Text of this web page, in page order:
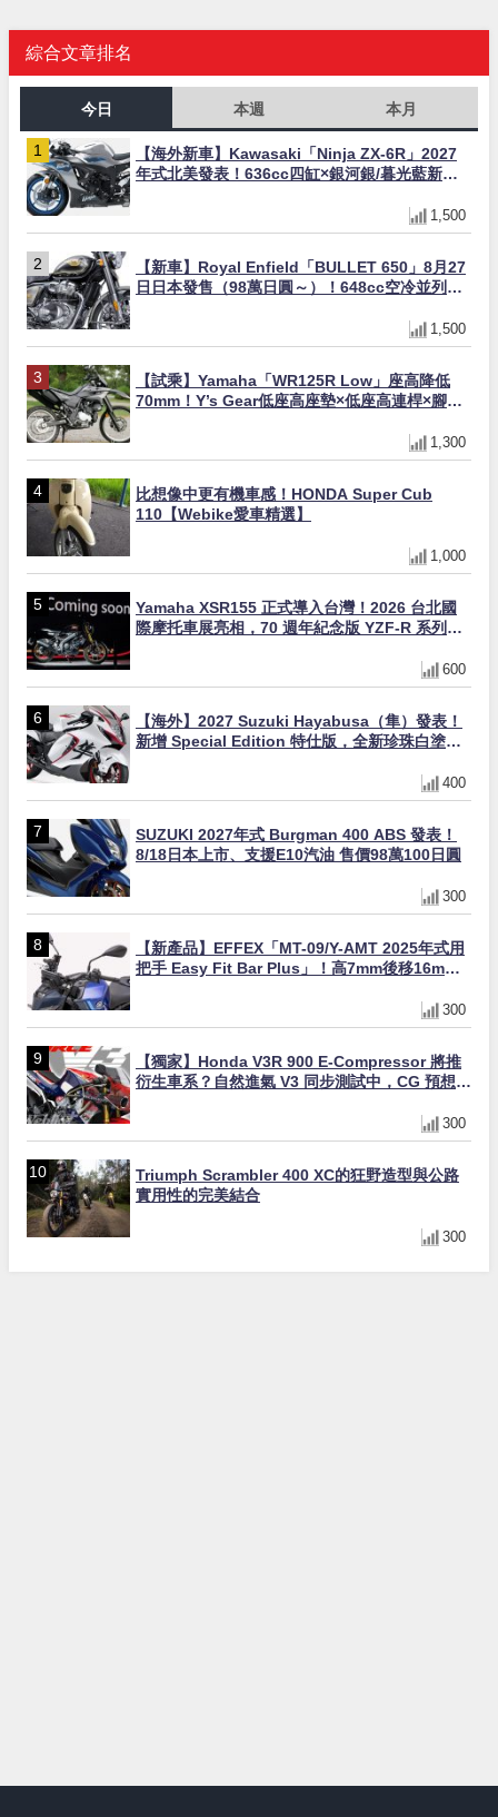
綜合文章排名
今日 本週 本月
【海外新車】Kawasaki「Ninja ZX-6R」2027
年式北美發表！636cc四缸×銀河銀/暮光藍新色
1,500
【新車】Royal Enfield「BULLET 650」8月27
日日本發售（98萬日圓～）！648cc空冷並列雙
1,500
【試乘】Yamaha「WR125R Low」座高降低
70mm！Y’s Gear低座高座墊×低座高連桿×腳踏
1,300
比想像中更有機車感！HONDA Super Cub
110【Webike愛車精選】
1,000
Yamaha XSR155 正式導入台灣！2026 台北國
際摩托車展亮相，70 週年紀念版 YZF-R 系列限
600
【海外】2027 Suzuki Hayabusa（隼）發表！
新增 Special Edition 特仕版，全新珍珠白塗裝
400
SUZUKI 2027年式 Burgman 400 ABS 發表！
8/18日本上市、支援E10汽油 售價98萬100日圓
300
【新產品】EFFEX「MT-09/Y-AMT 2025年式用
把手 Easy Fit Bar Plus」！高7mm後移16mm
300
【獨家】Honda V3R 900 E-Compressor 將推
衍生車系？自然進氣 V3 同步測試中，CG 預想曝
300
Triumph Scrambler 400 XC的狂野造型與公路
實用性的完美結合
300